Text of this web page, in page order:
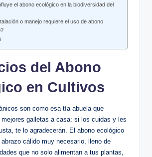
el abono ecológico en la biodiversidad del
o manejo requiere el uso de abono
del Abono
en Cultivos
son como esa tía abuela que
galletas a casa: si los cuidas y les
te lo agradecerán. El abono ecológico
cálido muy necesario, lleno de
que no solo alimentan a tus plantas,